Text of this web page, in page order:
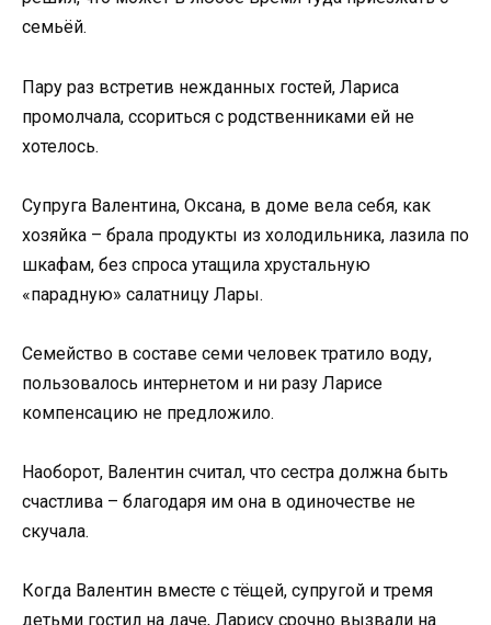
семьёй.
Пару раз встретив нежданных гостей, Лариса
промолчала, ссориться с родственниками ей не
хотелось.
Супруга Валентина, Оксана, в доме вела себя, как
хозяйка – брала продукты из холодильника, лазила по
шкафам, без спроса утащила хрустальную
«парадную» салатницу Лары.
Семейство в составе семи человек тратило воду,
пользовалось интернетом и ни разу Ларисе
компенсацию не предложило.
Наоборот, Валентин считал, что сестра должна быть
счастлива – благодаря им она в одиночестве не
скучала.
Когда Валентин вместе с тёщей, супругой и тремя
детьми гостил на даче, Ларису срочно вызвали на